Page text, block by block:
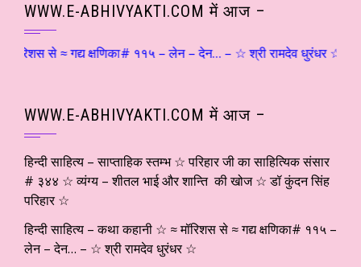
WWW.E-ABHIVYAKTI.COM में आज –
से ≈ गद्य क्षणिका# ११५ – लेन – देन… – ☆ श्री रामदेव धुरंधर
WWW.E-ABHIVYAKTI.COM में आज –
हिन्दी साहित्य – साप्ताहिक स्तम्भ ☆ परिहार जी का साहित्यिक संसार
# ३४४ ☆ व्यंग्य – शीतल भाई और शान्ति की खोज ☆ डॉ कुंदन सिंह
परिहार ☆
हिन्दी साहित्य – कथा कहानी ☆ ≈ मॉरिशस से ≈ गद्य क्षणिका# ११५ –
लेन – देन… – ☆ श्री रामदेव धुरंधर ☆